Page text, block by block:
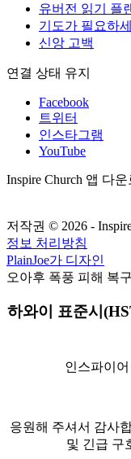
유버전 읽기 플
기도가 필요하
신앙 고백
연결 상태 유지
Facebook
트위터
인스타그램
YouTube
Inspire Church 앱 다운
저작권 © 2026 -
정보 처리방침
PlainJoe가 디자인
오아후 폭풍 피해 복구
하와이 표준시
인스파이
응원해 주셔서 감사
및 긴급 구